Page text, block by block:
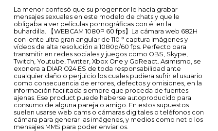
La menor confesó que su progenitor le hacía grabar
mensajes sexuales en este modelo de chats y que le
obligaba a ver películas pornográficas con él en la
buhardilla. 【WEBCAM 1080P 60 fps】La cámara web 682H
con lente ultra gran angular de 110 ° captura imágenes y
vídeos de alta resolución a 1080p/60 fps. Perfecto para
transmitir en redes sociales y juegos como OBS, Skype,
Twitch, Youtube, Twitter, Xbox One y GoReact. Asimismo, se
exonera a DIARIO24.ES de toda responsabilidad ante
cualquier daño o perjuicio los cuales pudiera sufrir el usuario
como consecuencia de errores, defectos y omisiones, en la
información facilitada siempre que proceda de fuentes
ajenas. Ese product puede haberse autoproducido para
consumo de alguna pareja o amigo. En estos supuestos
suelen usarse web cams o cámaras digitales o teléfonos con
cámara para generar las imágenes, y medios como net o los
mensajes MMS para poder enviarlos.